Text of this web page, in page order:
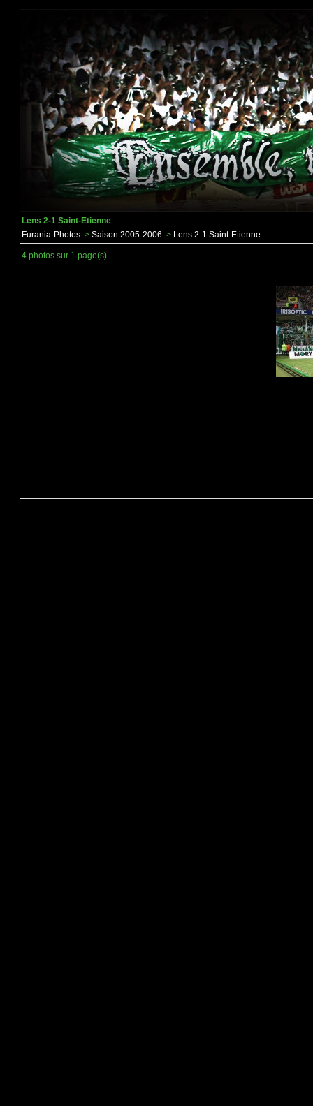
Lens 2-1 Saint-Etienne
Furania-Photos > Saison 2005-2006 > Lens 2-1 Saint-Etienne
4 photos sur 1 page(s)